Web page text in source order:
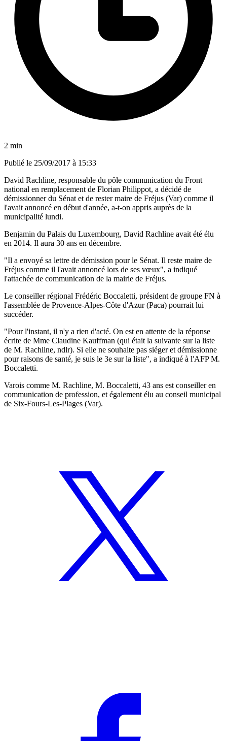
2 min
Publié le 25/09/2017 à 15:33
David Rachline, responsable du pôle communication du Front
national en remplacement de Florian Philippot, a décidé de
démissionner du Sénat et de rester maire de Fréjus (Var) comme il
l'avait annoncé en début d'année, a-t-on appris auprès de la
municipalité lundi.
Benjamin du Palais du Luxembourg, David Rachline avait été élu
en 2014. Il aura 30 ans en décembre.
"Il a envoyé sa lettre de démission pour le Sénat. Il reste maire de
Fréjus comme il l'avait annoncé lors de ses vœux", a indiqué
l'attachée de communication de la mairie de Fréjus.
Le conseiller régional Frédéric Boccaletti, président de groupe FN à
l'assemblée de Provence-Alpes-Côte d'Azur (Paca) pourrait lui
succéder.
"Pour l'instant, il n'y a rien d'acté. On est en attente de la réponse
écrite de Mme Claudine Kauffman (qui était la suivante sur la liste
de M. Rachline, ndlr). Si elle ne souhaite pas siéger et démissionne
pour raisons de santé, je suis le 3e sur la liste", a indiqué à l'AFP M.
Boccaletti.
Varois comme M. Rachline, M. Boccaletti, 43 ans est conseiller en
communication de profession, et également élu au conseil municipal
de Six-Fours-Les-Plages (Var).